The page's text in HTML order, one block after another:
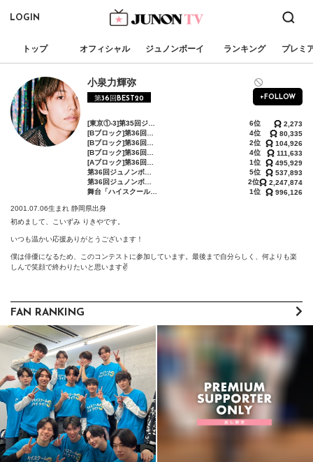
LOGIN
トップ オフィシャル ジュノンボーイ ランキング プレミ
小泉力輝弥
第36回BEST20 +FOLLOW
6位
2,273
4位
80,335
2位
104,926
4位
111,633
1位
495,929
5位
537,893
2位
2,247,874
舞台「ハイスクール・ハイ・ライフ3」出演ジュノンボーイ 映画メインキャスト 争奪オーディション
1位 996,126
2001.07.06生まれ 静岡県出身
初めまして、こいずみ りきやです。
いつも温かい応援ありがとうございます！
僕は俳優になるため、このコンテストに参加しています。最後まで自分らしく、何よりも楽
しんで笑顔で終わりたいと思います✌️
FAN RANKING